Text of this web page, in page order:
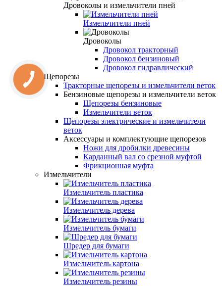
Дровоколы и измельчители пней
Измельчители пней
Дровоколы
Дровокол тракторный
Дровокол бензиновый
Дровокол гидравлический
Щепорезы
Тракторные щепорезы и измельчители веток
Бензиновые щепорезы и измельчители веток
Щепорезы бензиновые
Измельчители веток
Щепорезы электрические и измельчители
веток
Аксессуары и комплектующие щепорезов
Ножи для дробилки древесины
Карданный вал со срезной муфтой
Фрикционная муфта
Измельчители
Измельчитель пластика
Измельчитель дерева
Измельчитель бумаги
Шредер для бумаги
Измельчитель картона
Измельчитель резины